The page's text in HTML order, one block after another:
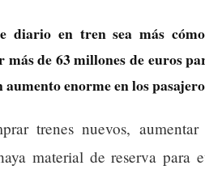
diario en tren sea más
de 63 millones de euros
enorme en los
trenes nuevos,
material de reserva para